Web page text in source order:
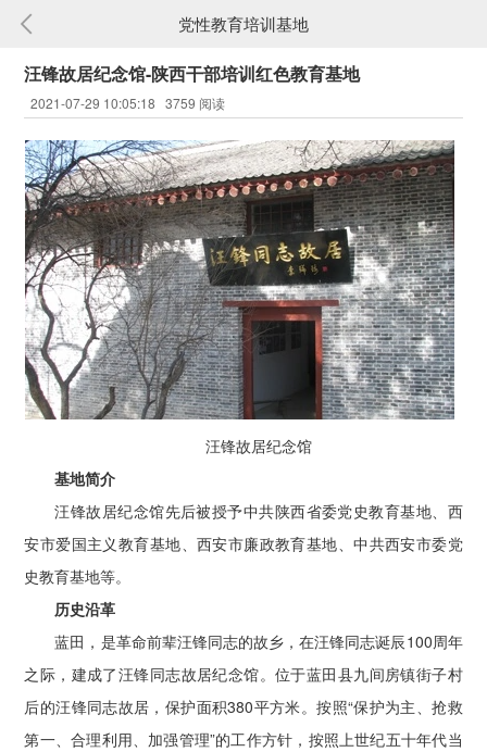
党性教育培训基地
汪锋故居纪念馆-陕西干部培训红色教育基地
2021-07-29 10:05:18 3759 阅读
汪锋故居纪念馆
基地简介
汪锋故居纪念馆先后被授予中共陕西省委党史教育基地、西
安市爱国主义教育基地、西安市廉政教育基地、中共西安市委党
史教育基地等。
历史沿革
蓝田，是革命前辈汪锋同志的故乡，在汪锋同志诞辰100周年
之际，建成了汪锋同志故居纪念馆。位于蓝田县九间房镇街子村
后的汪锋同志故居，保护面积380平方米。按照“保护为主、抢救
第一、合理利用、加强管理”的工作方针，按照上世纪五十年代当